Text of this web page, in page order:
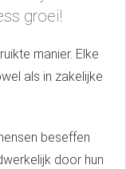
groei!
manier. Elke
als in zakelijke
beseffen
door hun